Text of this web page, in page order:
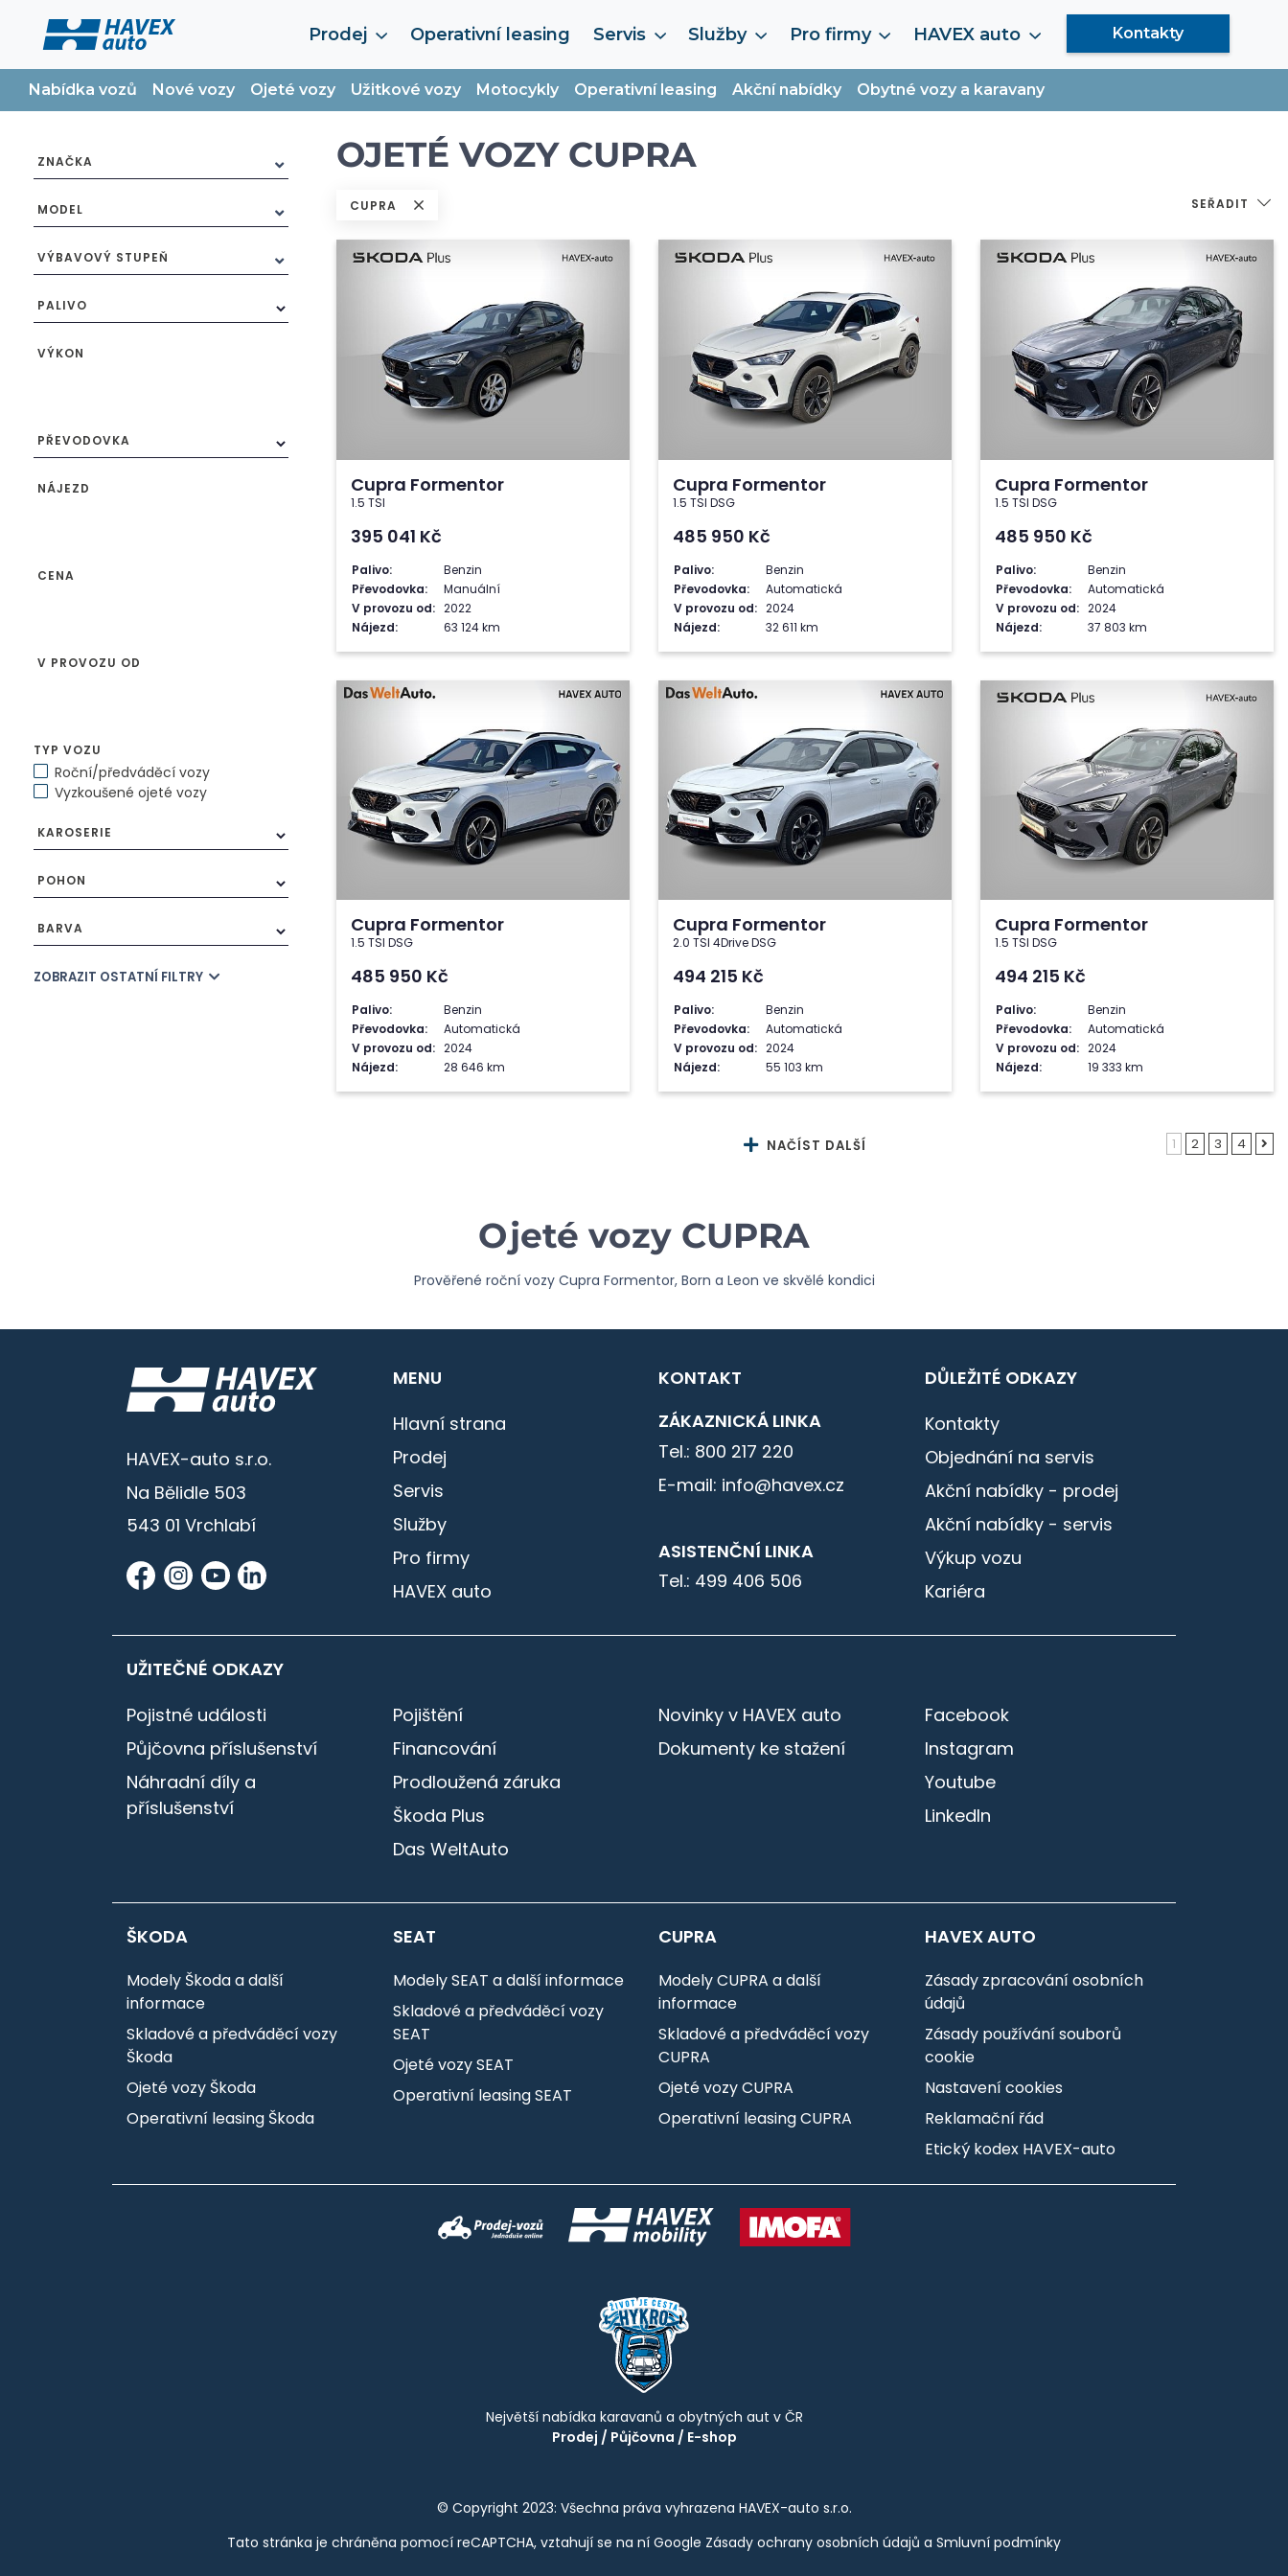
Prodej Operativní leasing Servis Služby Pro firmy HAVEX auto Kontakty
Nabídka vozů Nové vozy Ojeté vozy Užitkové vozy Motocykly Operativní leasing Akční nabídky Obytné vozy a karavany
ZNAČKA
MODEL
VÝBAVOVÝ STUPEŇ
PALIVO
VÝKON
PŘEVODOVKA
NÁJEZD
CENA
V PROVOZU OD
TYP VOZU
Roční/předváděcí vozy
Vyzkoušené ojeté vozy
KAROSERIE
POHON
BARVA
ZOBRAZIT OSTATNÍ FILTRY
OJETÉ VOZY CUPRA
CUPRA SEŘADIT
Cupra Formentor
1.5 TSI
395 041 Kč
Palivo:
Benzin
Převodovka:
Manuální
V provozu od: 2022
Nájezd:
63 124 km
Cupra Formentor
1.5 TSI DSG
485 950 Kč
Palivo:
Benzin
Převodovka:
Automatická
V provozu od: 2024
Nájezd:
32 611 km
Cupra Formentor
1.5 TSI DSG
485 950 Kč
Palivo:
Benzin
Převodovka:
Automatická
V provozu od: 2024
Nájezd:
37 803 km
Cupra Formentor
1.5 TSI DSG
485 950 Kč
Palivo:
Benzin
Převodovka:
Automatická
V provozu od: 2024
Nájezd:
28 646 km
Cupra Formentor
2.0 TSI 4Drive DSG
494 215 Kč
Palivo:
Benzin
Převodovka:
Automatická
V provozu od: 2024
Nájezd:
55 103 km
Cupra Formentor
1.5 TSI DSG
494 215 Kč
Palivo:
Benzin
Převodovka:
Automatická
V provozu od: 2024
Nájezd:
19 333 km
NAČÍST DALŠÍ 1 2 3 4
Ojeté vozy CUPRA
Prověřené roční vozy Cupra Formentor, Born a Leon ve skvělé kondici
HAVEX-auto s.r.o.
Na Bělidle 503
543 01 Vrchlabí
MENU
Hlavní strana
Prodej
Servis
Služby
Pro firmy
HAVEX auto
KONTAKT
ZÁKAZNICKÁ LINKA
Tel.: 800 217 220
E-mail: info@havex.cz
ASISTENČNÍ LINKA
Tel.: 499 406 506
DŮLEŽITÉ ODKAZY
Kontakty
Objednání na servis
Akční nabídky - prodej
Akční nabídky - servis
Výkup vozu
Kariéra
UŽITEČNÉ ODKAZY
Pojistné události
Půjčovna příslušenství
Náhradní díly a
příslušenství
Pojištění
Financování
Prodloužená záruka
Škoda Plus
Das WeltAuto
Novinky v HAVEX auto
Dokumenty ke stažení
Facebook
Instagram
Youtube
LinkedIn
ŠKODA
Modely Škoda a další
informace
Skladové a předváděcí vozy
Škoda
Ojeté vozy Škoda
Operativní leasing Škoda
SEAT
Modely SEAT a další informace
Skladové a předváděcí vozy
SEAT
Ojeté vozy SEAT
Operativní leasing SEAT
CUPRA
Modely CUPRA a další
informace
Skladové a předváděcí vozy
CUPRA
Ojeté vozy CUPRA
Operativní leasing CUPRA
HAVEX AUTO
Zásady zpracování osobních
údajů
Zásady používání souborů
cookie
Nastavení cookies
Reklamační řád
Etický kodex HAVEX-auto
Největší nabídka karavanů a obytných aut v ČR
Prodej / Půjčovna / E-shop
© Copyright 2023: Všechna práva vyhrazena HAVEX-auto s.r.o.
Tato stránka je chráněna pomocí reCAPTCHA, vztahují se na ní Google Zásady ochrany osobních údajů a Smluvní podmínky